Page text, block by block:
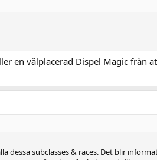
en välplacerad Dispel Magic från
dessa subclasses & races. Det blir